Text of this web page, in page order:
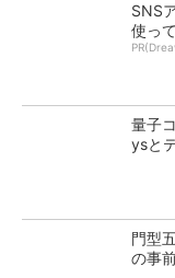
SNS
使っ
量子
ysと
門型
の事